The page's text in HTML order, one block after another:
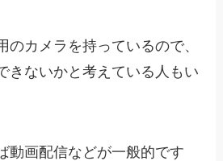
のカメラを持っているので、
きないかと考えている人もい
動画配信などが一般的です